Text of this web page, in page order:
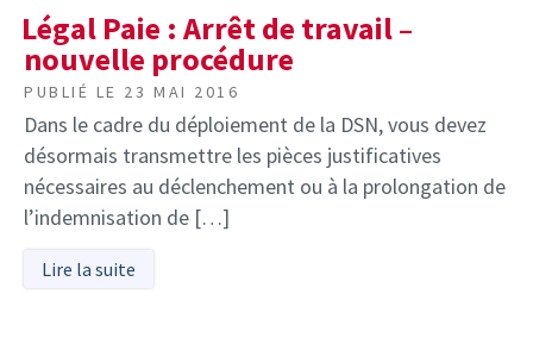
Légal Paie : Arrêt de travail –
nouvelle procédure
PUBLIÉ LE 23 MAI 2016
Dans le cadre du déploiement de la DSN, vous devez
désormais transmettre les pièces justificatives
nécessaires au déclenchement ou à la prolongation de
l’indemnisation de […]
Lire la suite